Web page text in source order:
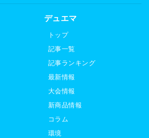
デュエマ
トップ
記事一覧
記事ランキング
最新情報
大会情報
新商品情報
コラム
環境